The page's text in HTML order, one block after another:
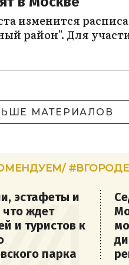
изменится
район". Для
МАТЕРИАЛОВ
#ВГОРОДЕ
эстафеты и
что ждет
и туристов к
парка